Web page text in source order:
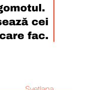
afacerilor și
inspiră.
și citește știrile altfel.